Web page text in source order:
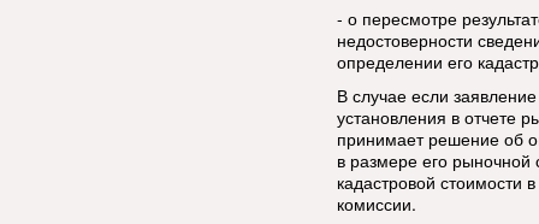
- о пересмотре
недостоверности
определении его
В случае если
установления в отчете
принимает решение об
в размере его рыночной
кадастровой стоимости
комиссии.